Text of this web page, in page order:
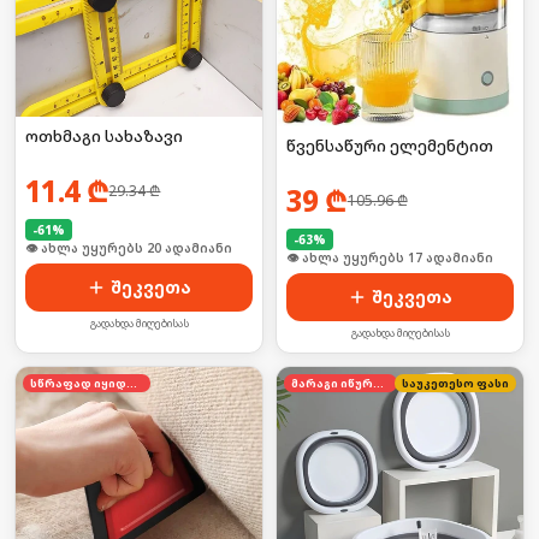
ოთხმაგი სახაზავი
11.4₾29.34₾
-61%
🛒 ბოლო 24სთ-ში იყიდა 25-მა
შეკვეთა
გადახდა მიღებისას
წვენსაწური ელემენტით
39 ₾105.96₾
-63%
🛒 ბოლო 24სთ-ში იყიდა 27-მა
შეკვეთა
გადახდა მიღებისას
სწრაფად იყიდება მარაგი იწურება საუკეთესო ფასი